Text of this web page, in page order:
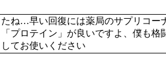
ね…早い回復には薬局のサプリコー
プロテイン」が良いですよ、僕も
てお使いください